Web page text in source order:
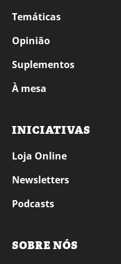
Temáticas
Opinião
Suplementos
À mesa
INICIATIVAS
Loja Online
Newsletters
Podcasts
SOBRE NÓS